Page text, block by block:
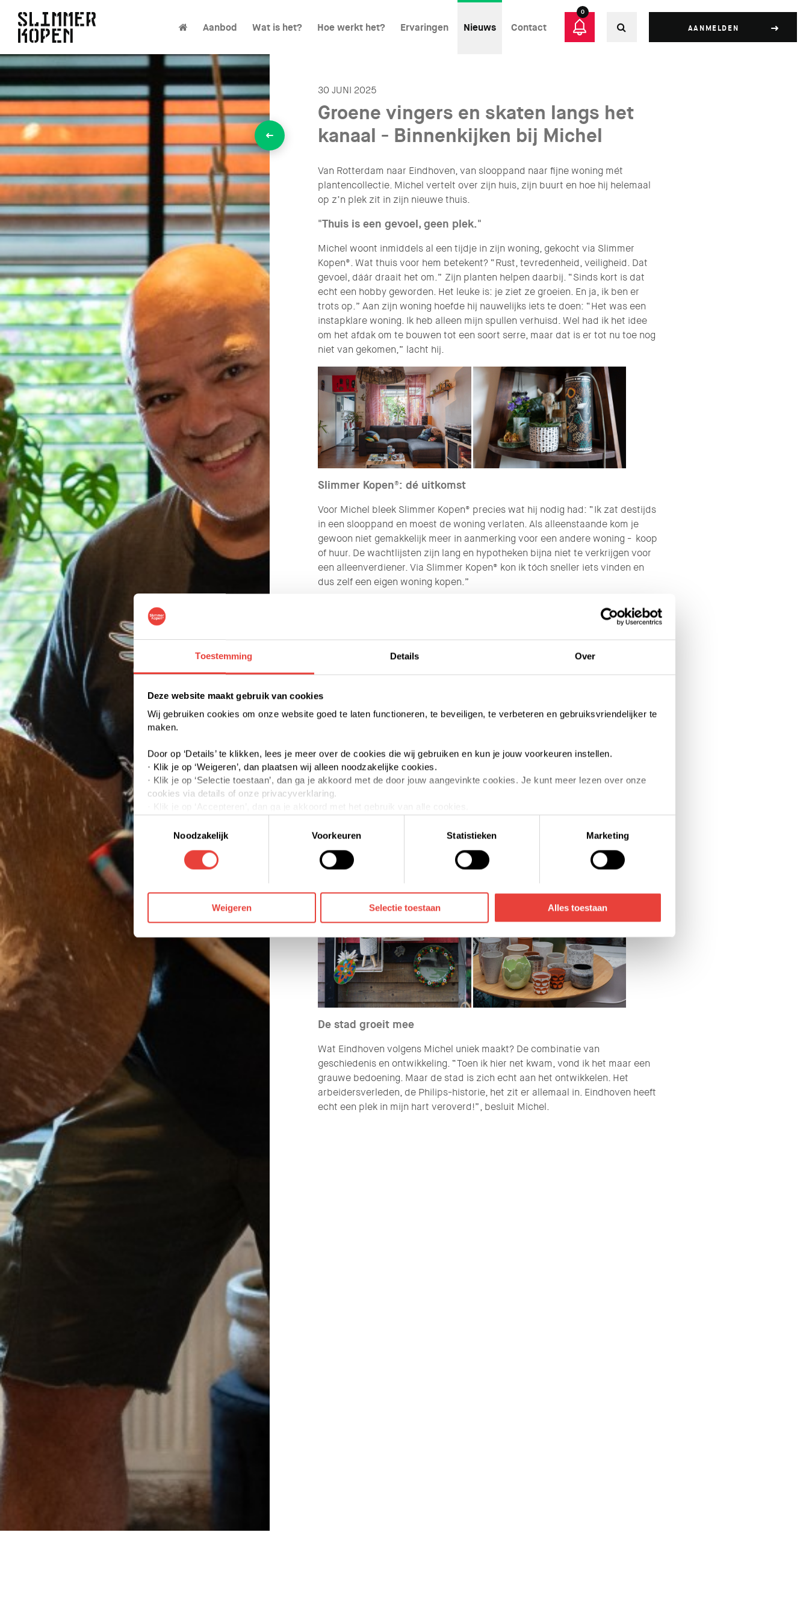
Toestemming Details Over
Deze website maakt gebruik van cookies
Wij gebruiken cookies om onze website goed te laten functioneren, te beveiligen, te verbeteren en gebruiksvriendelijker te
maken.
Door op ‘Details’ te klikken, lees je meer over de cookies die wij gebruiken en kun je jouw voorkeuren instellen.
· Klik je op ‘Weigeren’, dan plaatsen wij alleen noodzakelijke cookies.
· Klik je op ‘Selectie toestaan’, dan ga je akkoord met de door jouw aangevinkte cookies. Je kunt meer lezen over onze
cookies via details of onze privacyverklaring.
· Klik je op ‘Accepteren’, dan ga je akkoord met het gebruik van alle cookies.
Je kunt jouw toestemming op elk moment intrekken of te veranderen door op de zwevende button links onderin klikken.
We werken samen met derden die jouw gegevens kunnen ontvangen en verwerken. Bekijk hiervoor de details pagina.
Toestemmingsselectie
Noodzakelijk
Voorkeuren Statistieken Marketing
Weigeren Selectie toestaan Alles toestaan
Aanbod Wat is het? Hoe werkt het? Ervaringen Nieuws Contact
0
AANMELDEN
30 JUNI 2025
Groene vingers en skaten langs het
kanaal - Binnenkijken bij Michel
Van Rotterdam naar Eindhoven, van slooppand naar fijne woning mét
plantencollectie. Michel vertelt over zijn huis, zijn buurt en hoe hij helemaal
op z’n plek zit in zijn nieuwe thuis.
"Thuis is een gevoel, geen plek."
Michel woont inmiddels al een tijdje in zijn woning, gekocht via Slimmer
Kopen®. Wat thuis voor hem betekent? “Rust, tevredenheid, veiligheid. Dat
gevoel, dáár draait het om.” Zijn planten helpen daarbij. “Sinds kort is dat
echt een hobby geworden. Het leuke is: je ziet ze groeien. En ja, ik ben er
trots op.” Aan zijn woning hoefde hij nauwelijks iets te doen: “Het was een
instapklare woning. Ik heb alleen mijn spullen verhuisd. Wel had ik het idee
om het afdak om te bouwen tot een soort serre, maar dat is er tot nu toe nog
niet van gekomen,” lacht hij.
Slimmer Kopen®: dé uitkomst
Voor Michel bleek Slimmer Kopen® precies wat hij nodig had: “Ik zat destijds
in een slooppand en moest de woning verlaten. Als alleenstaande kom je
gewoon niet gemakkelijk meer in aanmerking voor een andere woning - koop
of huur. De wachtlijsten zijn lang en hypotheken bijna niet te verkrijgen voor
een alleenverdiener. Via Slimmer Kopen® kon ik tóch sneller iets vinden en
dus zelf een eigen woning kopen.”
ontspannend, vooral in de vroege ochtend of late avond.” Ook wandelend is
hij er vaak te vinden. “Het water werkt rustgevend. En er gebeurt nu veel
hij uit Rotterdam komt, voelt Eindhoven inmiddels als thuis. “Er is hier zó
veel te doen, zeker op het gebied van festivals. En de mensen hier zijn
het opbouwen zijn.”
De stad groeit mee
Wat Eindhoven volgens Michel uniek maakt? De combinatie van
geschiedenis en ontwikkeling. “Toen ik hier net kwam, vond ik het maar een
grauwe bedoening. Maar de stad is zich echt aan het ontwikkelen. Het
arbeidersverleden, de Philips-historie, het zit er allemaal in. Eindhoven heeft
echt een plek in mijn hart veroverd!”, besluit Michel.